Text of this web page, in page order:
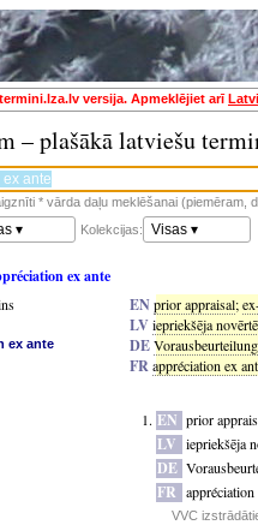
versija. Apmeklējiet arī
– plašākā latviešu
* vārda daļu meklēšanai (piemēram,
▾ Kolekcijas: Visas ▾
ex ante
ex ante
ENprior appraisal;
LViepriekšēja
DEVorausbeurteilung
FRappréciation ex
EN prior
LV iepriekšēja
DE
FR appréciation
VVC